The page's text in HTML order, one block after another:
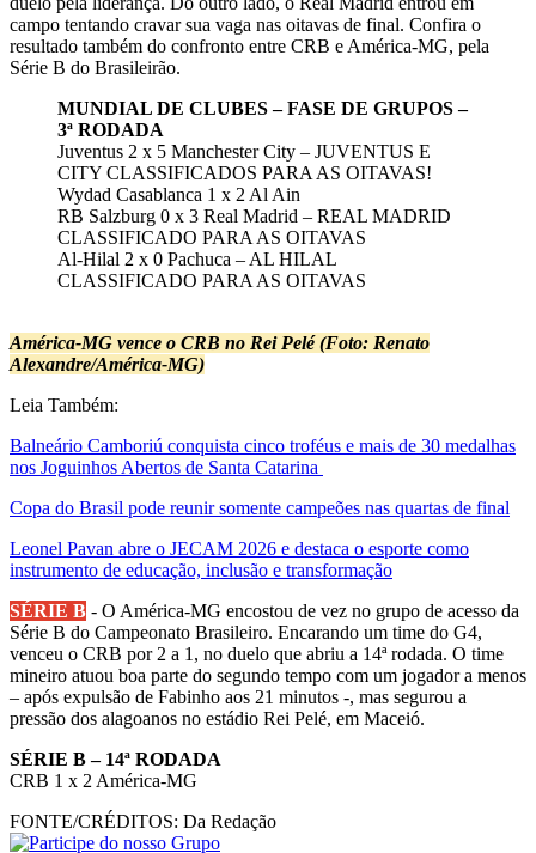
campo tentando cravar sua vaga nas oitavas de final. Confira o
resultado também do confronto entre CRB e América-MG, pela
Série B do Brasileirão.
MUNDIAL DE CLUBES – FASE DE GRUPOS –
3ª RODADA
Juventus 2 x 5 Manchester City – JUVENTUS E
CITY CLASSIFICADOS PARA AS OITAVAS!
Wydad Casablanca 1 x 2 Al Ain
RB Salzburg 0 x 3 Real Madrid – REAL MADRID
CLASSIFICADO PARA AS OITAVAS
Al-Hilal 2 x 0 Pachuca – AL HILAL
CLASSIFICADO PARA AS OITAVAS
América-MG vence o CRB no Rei Pelé (Foto: Renato
Alexandre/América-MG)
Leia Também:
Balneário Camboriú conquista cinco troféus e mais de 30 medalhas
nos Joguinhos Abertos de Santa Catarina
Copa do Brasil pode reunir somente campeões nas quartas de final
Leonel Pavan abre o JECAM 2026 e destaca o esporte como
instrumento de educação, inclusão e transformação
SÉRIE B - O América-MG encostou de vez no grupo de acesso da
Série B do Campeonato Brasileiro. Encarando um time do G4,
venceu o CRB por 2 a 1, no duelo que abriu a 14ª rodada. O time
mineiro atuou boa parte do segundo tempo com um jogador a menos
– após expulsão de Fabinho aos 21 minutos -, mas segurou a
pressão dos alagoanos no estádio Rei Pelé, em Maceió.
SÉRIE B – 14ª RODADA
CRB 1 x 2 América-MG
FONTE/CRÉDITOS: Da Redação